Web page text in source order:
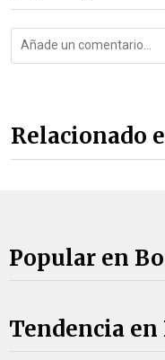
Relacionado
Popular en
Tendencia en